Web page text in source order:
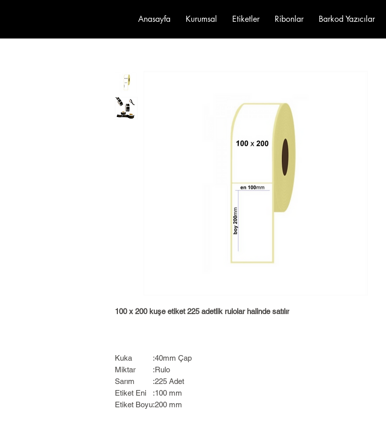
Anasayfa Kurumsal Etiketler Ribonlar Barkod Yazıcılar
100 x 200 kuşe etiket 225 adetlik rulolar halinde satılır
Kuka :40mm Çap
Miktar
:Rulo
Sarım
:225 Adet
Etiket Eni
:100 mm
Etiket Boyu:200 mm